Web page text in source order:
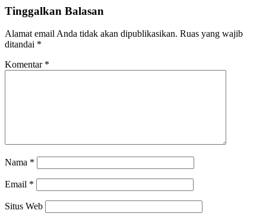
Tinggalkan Balasan
Alamat email Anda tidak akan dipublikasikan. Ruas yang wajib
ditandai *
Komentar *
Nama *
Email *
Situs Web